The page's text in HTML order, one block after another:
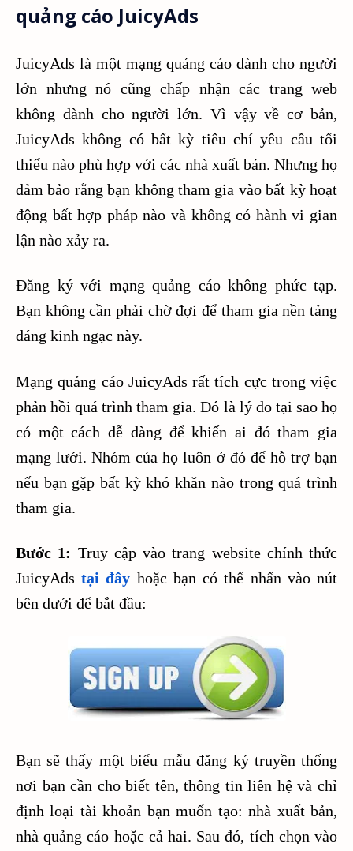
quảng cáo JuicyAds
JuicyAds là một mạng quảng cáo dành cho người
lớn nhưng nó cũng chấp nhận các trang web
không dành cho người lớn. Vì vậy về cơ bản,
JuicyAds không có bất kỳ tiêu chí yêu cầu tối
thiểu nào phù hợp với các nhà xuất bản. Nhưng họ
đảm bảo rằng bạn không tham gia vào bất kỳ hoạt
động bất hợp pháp nào và không có hành vi gian
lận nào xảy ra.
Đăng ký với mạng quảng cáo không phức tạp.
Bạn không cần phải chờ đợi để tham gia nền tảng
đáng kinh ngạc này.
Mạng quảng cáo JuicyAds rất tích cực trong việc
phản hồi quá trình tham gia. Đó là lý do tại sao họ
có một cách dễ dàng để khiến ai đó tham gia
mạng lưới. Nhóm của họ luôn ở đó để hỗ trợ bạn
nếu bạn gặp bất kỳ khó khăn nào trong quá trình
tham gia.
Bước 1: Truy cập vào trang website chính thức
JuicyAdstại đây hoặc bạn có thể nhấn vào nút
bên dưới để bắt đầu:
Bạn sẽ thấy một biểu mẫu đăng ký truyền thống
nơi bạn cần cho biết tên, thông tin liên hệ và chỉ
định loại tài khoản bạn muốn tạo: nhà xuất bản,
nhà quảng cáo hoặc cả hai. Sau đó, tích chọn vào